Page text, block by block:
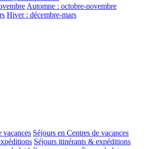
Automne : octobre-novembre
Hiver : décembre-mars
vacances Séjours en Centres de vacances
Séjours itinérants & expéditions